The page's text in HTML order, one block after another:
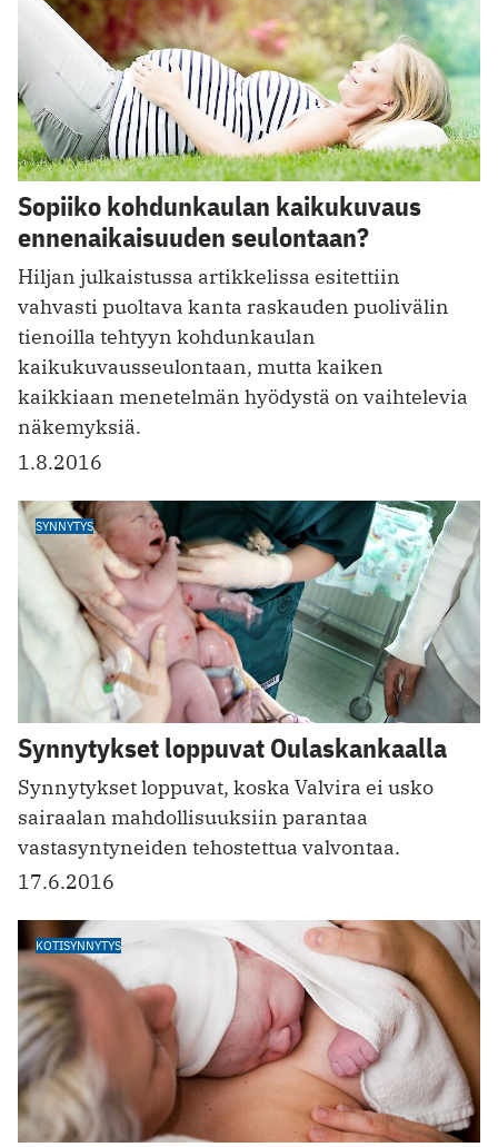
Sopiiko kohdunkaulan kaikukuvaus
ennenaikaisuuden seulontaan?
Hiljan julkaistussa artikkelissa esitettiin
vahvasti puoltava kanta raskauden puolivälin
tienoilla tehtyyn kohdunkaulan
kaikukuvausseulontaan, mutta kaiken
kaikkiaan menetelmän hyödystä on vaihtelevia
näkemyksiä.
1.8.2016
SYNNYTYS
Synnytykset loppuvat Oulaskankaalla
Synnytykset loppuvat, koska Valvira ei usko
sairaalan mahdollisuuksiin parantaa
vastasyntyneiden tehostettua valvontaa.
17.6.2016
KOTISYNNYTYS